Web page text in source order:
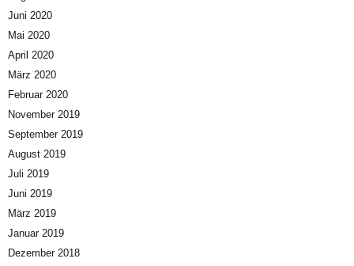
Juni 2020
Mai 2020
April 2020
März 2020
Februar 2020
November 2019
September 2019
August 2019
Juli 2019
Juni 2019
März 2019
Januar 2019
Dezember 2018